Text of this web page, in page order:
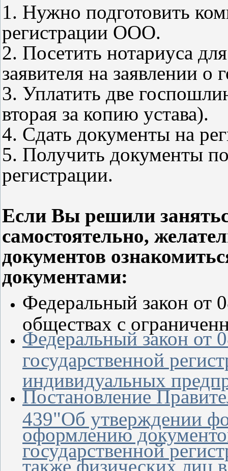
1. Нужно подготовить
регистрации ООО.
2. Посетить нотариуса
заявителя на заявлении о
3. Уплатить две
вторая за копию устава).
4. Сдать документы на
5. Получить документы
регистрации.
Если Вы решили
самостоятельно,
документов
документами:
Федеральный закон
обществах с
Федеральный закон
государственной
индивидуальных
Постановление
439"Об утверждении
оформлению
государственной
также физических лиц